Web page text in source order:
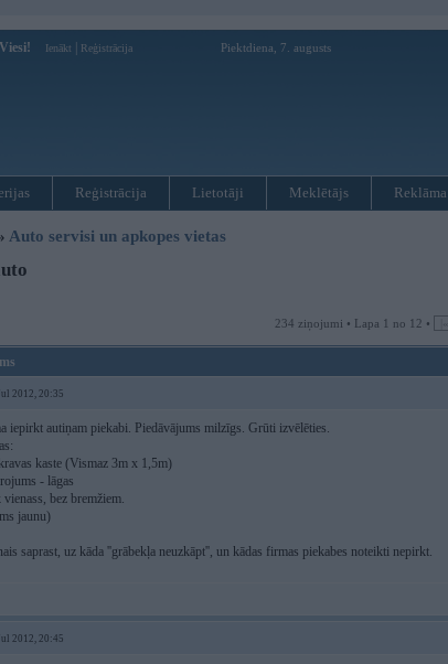
Viesi! Ienākt Reģistrācija Piektdiena, 7. augusts
Reģistrācija Lietotāji Meklētājs Reklāma
Auto servisi un apkopes vietas
234 ziņojumi • Lapa 1 no 12 • |«
2012, 20:35
iepirkt autiņam piekabi. Piedāvājums milzīgs. Grūti izvēlēties.
kaste (Vismaz 3m x 1,5m)
- lāgas
vienass, bez bremžiem.
jaunu)
saprast, uz kāda ''grābekļa neuzkāpt'', un kādas firmas piekabes noteikti nepirkt.
2012, 20:45